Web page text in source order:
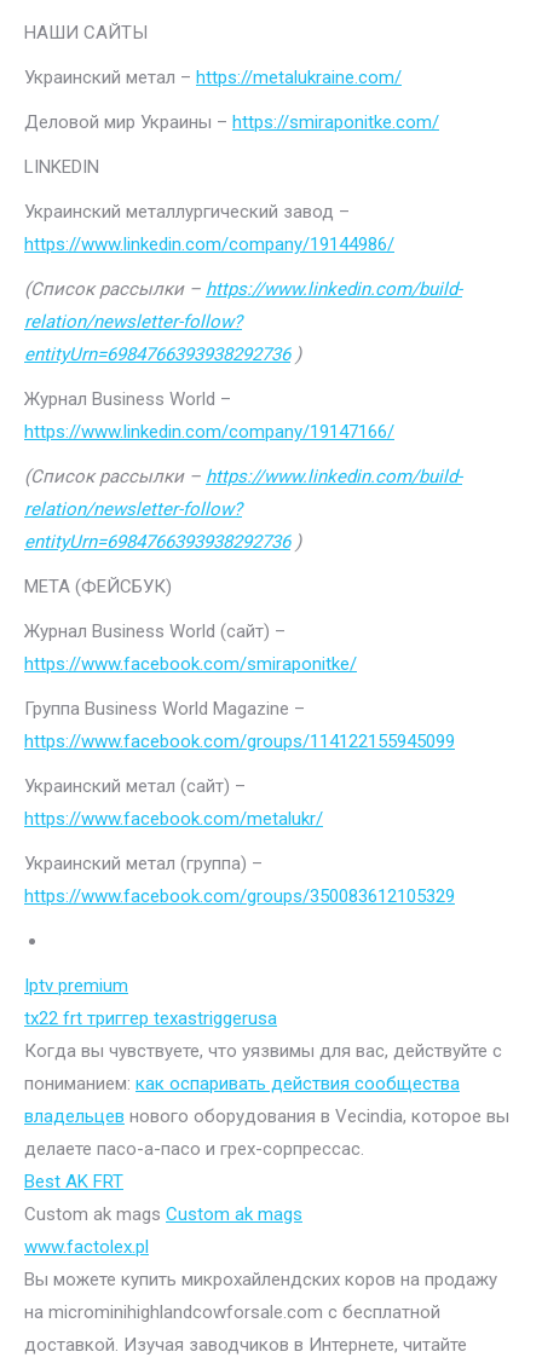
НАШИ САЙТЫ
Украинский метал – https://metalukraine.com/
Деловой мир Украины – https://smiraponitke.com/
LINKEDIN
Украинский металлургический завод –
https://www.linkedin.com/company/19144986/
(Список рассылки – https://www.linkedin.com/build-
relation/newsletter-follow?
entityUrn=6984766393938292736)
Журнал Business World –
https://www.linkedin.com/company/19147166/
(Список рассылки – https://www.linkedin.com/build-
relation/newsletter-follow?
entityUrn=6984766393938292736)
МЕТА (ФЕЙСБУК)
Журнал Business World (сайт) –
https://www.facebook.com/smiraponitke/
Группа Business World Magazine –
https://www.facebook.com/groups/114122155945099
Украинский метал (сайт) –
https://www.facebook.com/metalukr/
Украинский метал (группа) –
https://www.facebook.com/groups/350083612105329
Iptv premium
tx22 frt триггер texastriggerusa
Когда вы чувствуете, что уязвимы для вас, действуйте с
пониманием: как оспаривать действия сообщества
владельцев нового оборудования в Vecindia, которое вы
делаете пасо-а-пасо и грех-сорпрессас.
Best AK FRT
Custom ak mags Custom ak mags
www.factolex.pl
Вы можете купить микрохайлендских коров на продажу
на microminihighlandcowforsale.com с бесплатной
доставкой. Изучая заводчиков в Интернете, читайте